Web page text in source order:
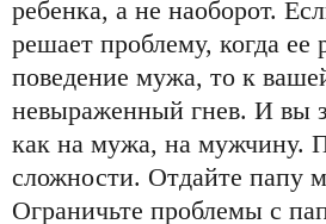
ребенка, а не наоборот.
решает проблему, когда ее
поведение мужа, то к
невыраженный гнев. И вы
как на мужа, на мужчину.
сложности. Отдайте папу
Ограничьте проблемы с